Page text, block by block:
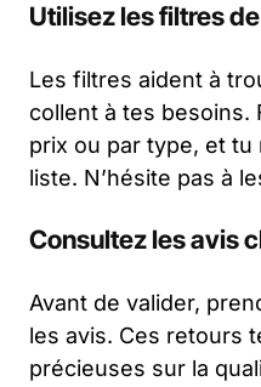
Utilisez les filtres
Les filtres aident à
collent à tes besoins.
prix ou par type, et
liste. N’hésite pas à
Consultez les avis
Avant de valider,
les avis. Ces retours
précieuses sur la